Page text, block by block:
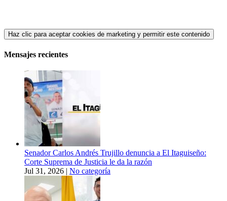
Haz clic para aceptar cookies de marketing y permitir este contenido
Mensajes recientes
Senador Carlos Andrés Trujillo denuncia a El Itaguiseño:
Corte Suprema de Justicia le da la razón
Jul 31, 2026 | No categoría